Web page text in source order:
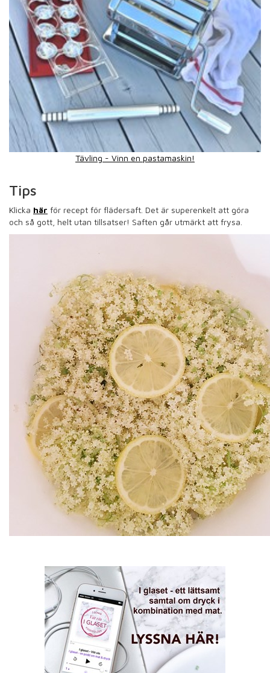
Tävling - Vinn en pastamaskin!
Tips
Klicka här för recept för flädersaft. Det är superenkelt att göra
och så gott, helt utan tillsatser! Saften går utmärkt att frysa.